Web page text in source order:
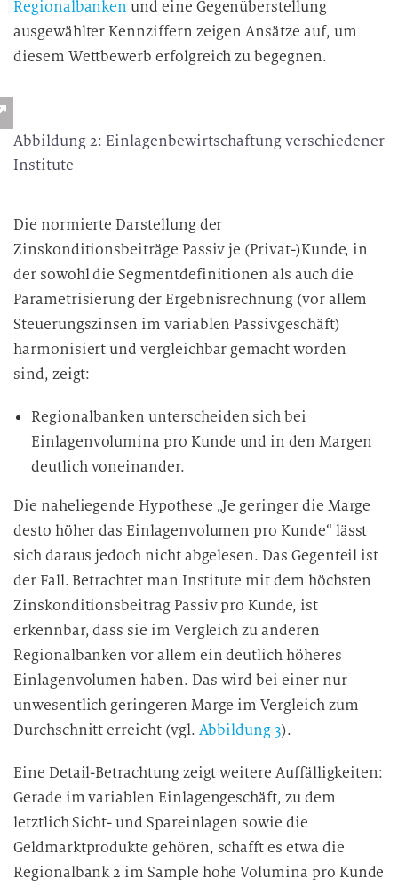
Regionalbanken und eine Gegenüberstellung
ausgewählter Kennziffern zeigen Ansätze auf, um
diesem Wettbewerb erfolgreich zu begegnen.
Abbildung 2: Einlagenbewirtschaftung verschiedener
Institute
Die normierte Darstellung der
Zinskonditionsbeiträge Passiv je (Privat-)Kunde, in
der sowohl die Segmentdefinitionen als auch die
Parametrisierung der Ergebnisrechnung (vor allem
Steuerungszinsen im variablen Passivgeschäft)
harmonisiert und vergleichbar gemacht worden
sind, zeigt:
Regionalbanken unterscheiden sich bei
Einlagenvolumina pro Kunde und in den Margen
deutlich voneinander.
Die naheliegende Hypothese „Je geringer die Marge
desto höher das Einlagenvolumen pro Kunde“ lässt
sich daraus jedoch nicht abgelesen. Das Gegenteil ist
der Fall. Betrachtet man Institute mit dem höchsten
Zinskonditionsbeitrag Passiv pro Kunde, ist
erkennbar, dass sie im Vergleich zu anderen
Regionalbanken vor allem ein deutlich höheres
Einlagenvolumen haben. Das wird bei einer nur
unwesentlich geringeren Marge im Vergleich zum
Durchschnitt erreicht (vgl. Abbildung 3).
Eine Detail-Betrachtung zeigt weitere Auffälligkeiten:
Gerade im variablen Einlagengeschäft, zu dem
letztlich Sicht- und Spareinlagen sowie die
Geldmarktprodukte gehören, schafft es etwa die
Regionalbank 2 im Sample hohe Volumina pro Kunde